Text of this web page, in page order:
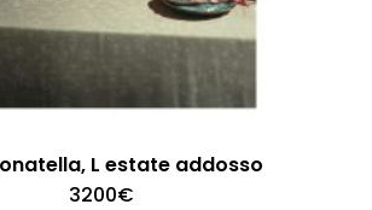
L estate addosso
3200€